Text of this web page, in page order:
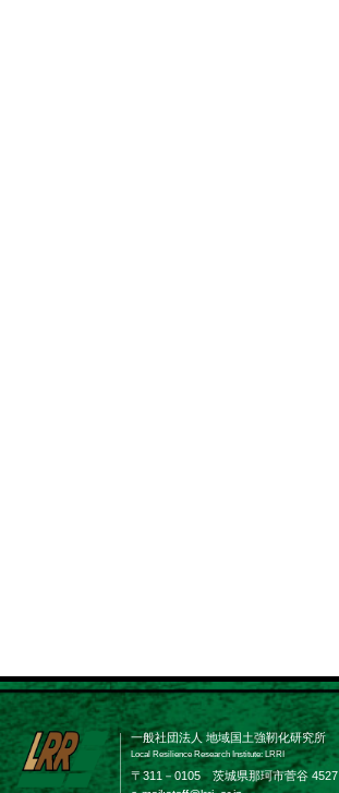
一般社団法人 地域国土強靭化研究所
Local Resilience Research Institute: LRRI
〒311－0105 茨城県那珂市菅谷 4527